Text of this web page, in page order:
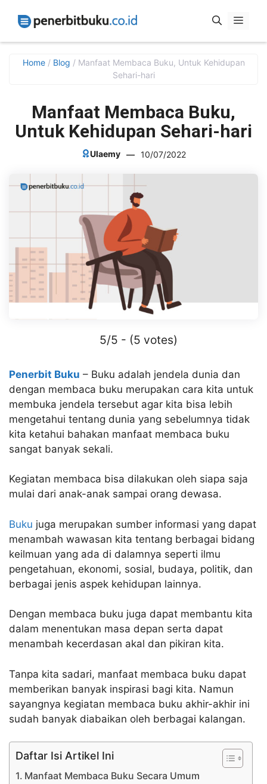
Menu
Home/ Blog / Manfaat Membaca Buku, Untuk Kehidupan
Sehari-hari
Manfaat Membaca Buku,
Untuk Kehidupan Sehari-hari
Ulaemy — 10/07/2022
5/5 - (5 votes)
Penerbit Buku – Buku adalah jendela dunia dan
dengan membaca buku merupakan cara kita untuk
membuka jendela tersebut agar kita bisa lebih
mengetahui tentang dunia yang sebelumnya tidak
kita ketahui bahakan manfaat membaca buku
sangat banyak sekali.
Kegiatan membaca bisa dilakukan oleh siapa saja
mulai dari anak-anak sampai orang dewasa.
Buku juga merupakan sumber informasi yang dapat
menambah wawasan kita tentang berbagai bidang
keilmuan yang ada di dalamnya seperti ilmu
pengetahuan, ekonomi, sosial, budaya, politik, dan
berbagai jenis aspek kehidupan lainnya.
Dengan membaca buku juga dapat membantu kita
dalam menentukan masa depan serta dapat
menambah kecerdasan akal dan pikiran kita.
Tanpa kita sadari, manfaat membaca buku dapat
memberikan banyak inspirasi bagi kita. Namun
sayangnya kegiatan membaca buku akhir-akhir ini
sudah banyak diabaikan oleh berbagai kalangan.
Daftar Isi Artikel Ini
Manfaat Membaca Buku Secara Umum